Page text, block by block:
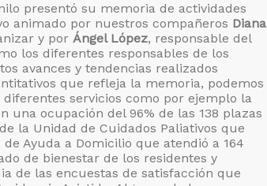
presentó su memoria de actividades
animado por nuestros compañeros Diana
y por Ángel López, responsable del
los diferentes responsables de los
avances y tendencias realizados
que refleja la memoria, podemos
servicios como por ejemplo la
una ocupación del 96% de las 138 plazas
la Unidad de Cuidados Paliativos que
Ayuda a Domicilio que atendió a 164
de bienestar de los residentes y
de las encuestas de satisfacción que